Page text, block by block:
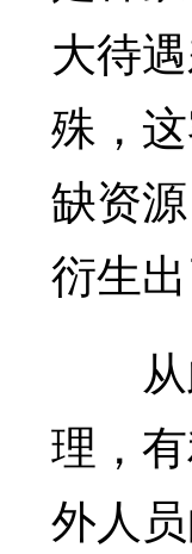
大待
殊，
缺资
衍生
从
理，
外人